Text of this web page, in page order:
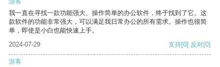
我一直在寻找一款功能强大、操作简单的办公软件，终于找到了它。这
款软件的功能非常强大，可以满足我日常办公的所有需求。操作也很简
单，即使是小白也能快速上手。
2024-07-29
支持[0] 反对[0]
游客